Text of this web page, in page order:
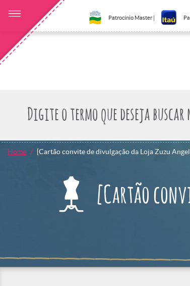
Patrocínio Master |
Home [Cartão convite de divulgação da Loja Zuzu
[Cartão